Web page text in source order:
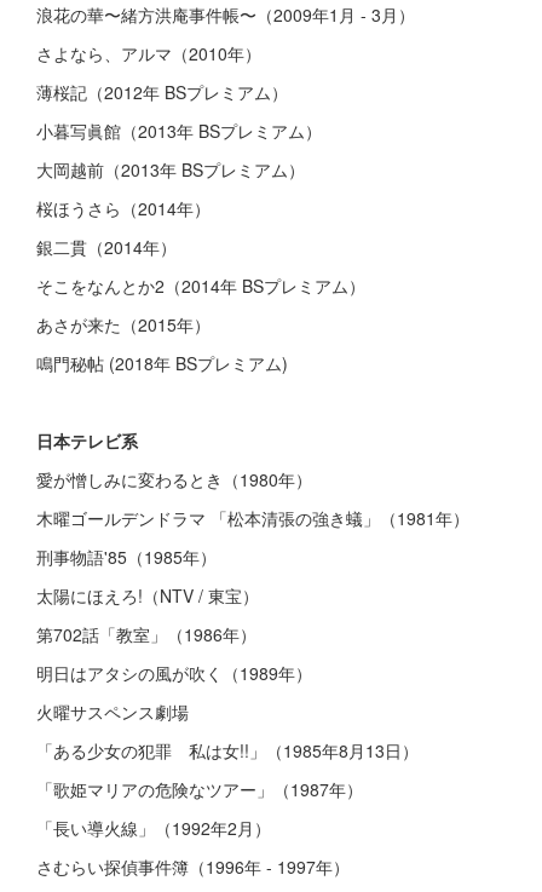
浪花の華〜緒方洪庵事件帳〜（2009年1月 - 3月）
さよなら、アルマ（2010年）
薄桜記（2012年 BSプレミアム）
小暮写眞館（2013年 BSプレミアム）
大岡越前（2013年 BSプレミアム）
桜ほうさら（2014年）
銀二貫（2014年）
そこをなんとか2（2014年 BSプレミアム）
あさが来た（2015年）
鳴門秘帖 (2018年 BSプレミアム)
日本テレビ系
愛が憎しみに変わるとき（1980年）
木曜ゴールデンドラマ 「松本清張の強き蟻」（1981年）
刑事物語'85（1985年）
太陽にほえろ!（NTV / 東宝）
第702話「教室」（1986年）
明日はアタシの風が吹く（1989年）
火曜サスペンス劇場
「ある少女の犯罪 私は女!!」（1985年8月13日）
「歌姫マリアの危険なツアー」（1987年）
「長い導火線」（1992年2月）
さむらい探偵事件簿（1996年 - 1997年）